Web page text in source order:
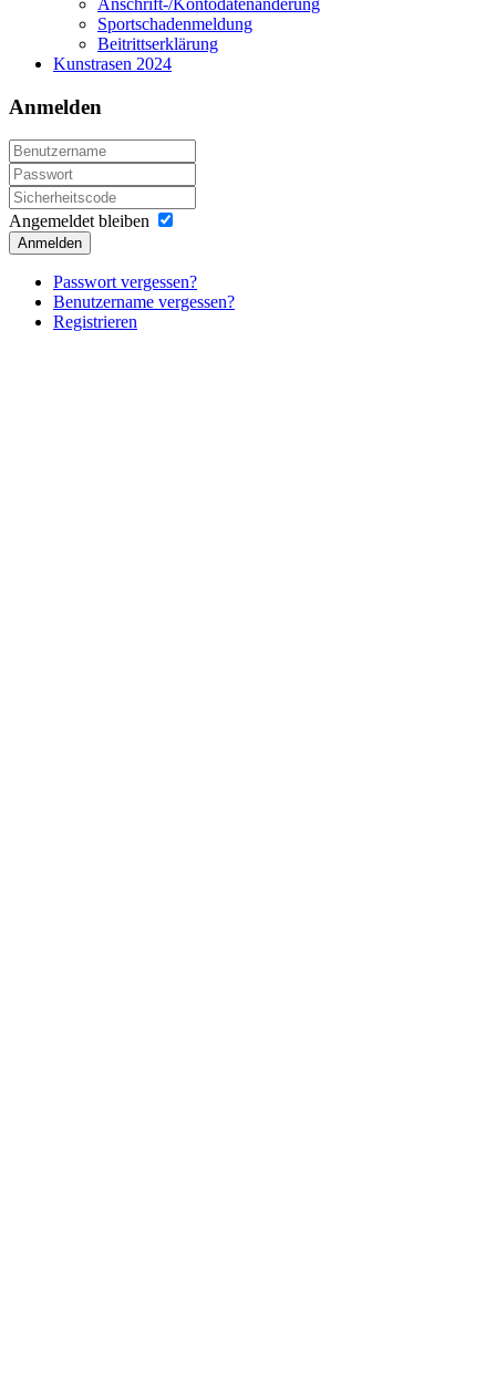
Sportschadenmeldung
Beitrittserklärung
Kunstrasen 2024
Anmelden
Angemeldet bleiben
Anmelden
Passwort vergessen?
Benutzername vergessen?
Registrieren